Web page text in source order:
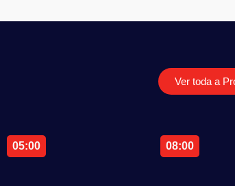
Ver toda a
05:00 08:00